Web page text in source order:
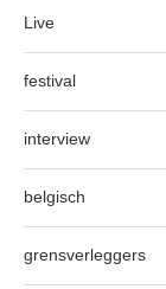
Live
festival
interview
belgisch
grensverleggers